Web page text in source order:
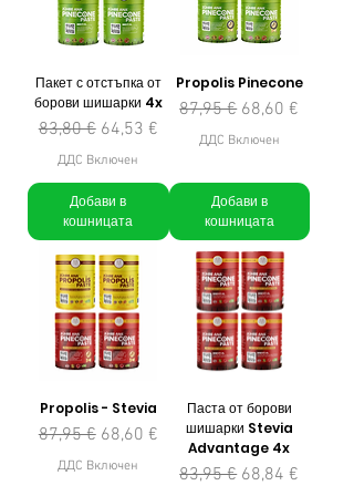
Пакет с отстъпка от
борови шишарки 4x
Редовна цена
83,80 € Продажна цена
64,53 €
ДДС Включен
Добави в
кошницата
Propolis Pinecone
Редовна цена
87,95 € Продажна цена
68,60 €
ДДС Включен
Добави в
кошницата
Propolis - Stevia
Редовна цена
87,95 € Продажна цена
68,60 €
ДДС Включен
Паста от борови
шишарки Stevia
Advantage 4x
Редовна цена
83,95 € Продажна цена
68,84 €